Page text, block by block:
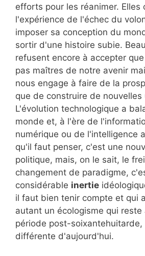
efforts pour les réanimer. Elles
l'expérience de l'échec du
imposer sa conception du
sortir d'une histoire subie.
refusent encore à accepter
pas maîtres de notre avenir
nous engage à faire de la
que de construire de nouvelles
L'évolution technologique a
monde et, à l'ère de
numérique ou de l'intelligence
qu'il faut penser, c'est une
politique, mais, on le sait, le
changement de paradigme,
considérable inertie
il faut bien tenir compte et qui
autant un écologisme qui reste
période post-
différente d'aujourd'hui.